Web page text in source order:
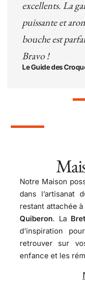
excellents. La
puissante et
bouche est
Bravo !
Le Guide des
Notre Maison
dans l’artisanat
restant attachée
Quiberon. La
d’inspiration
retrouver sur
enfance et les